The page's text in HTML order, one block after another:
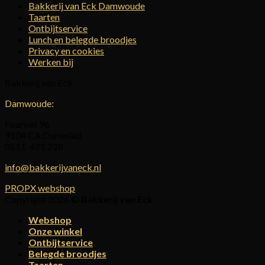
Bakkerij van Eck Damwoude
Taarten
Ontbijtservice
Lunch en belegde broodjes
Privacy en cookies
Werken bij
Damwoude:
info@bakkerijvaneck.nl
PROPX webshop
Webshop
Onze winkel
Ontbijtservice
Belegde broodjes